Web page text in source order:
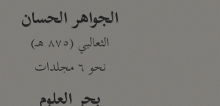
الجواهر الحسان
الثعالبي (٨٧٥ هـ)
نحو ٦ مجلدات